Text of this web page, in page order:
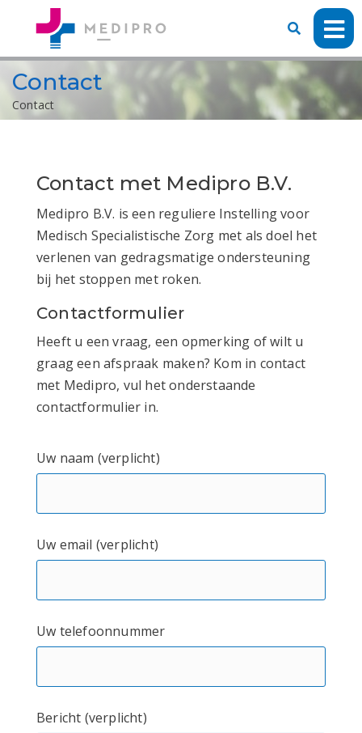
Contact
Contact
Contact met Medipro B.V.
Medipro B.V. is een reguliere Instelling voor
Medisch Specialistische Zorg met als doel het
verlenen van gedragsmatige ondersteuning
bij het stoppen met roken.
Contactformulier
Heeft u een vraag, een opmerking of wilt u
graag een afspraak maken? Kom in contact
met Medipro, vul het onderstaande
contactformulier in.
Uw naam (verplicht)
Uw email (verplicht)
Uw telefoonnummer
Bericht (verplicht)